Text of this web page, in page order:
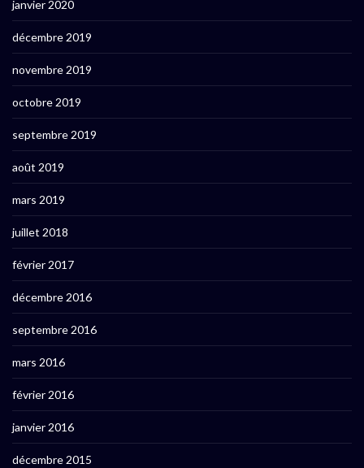
janvier 2020
décembre 2019
novembre 2019
octobre 2019
septembre 2019
août 2019
mars 2019
juillet 2018
février 2017
décembre 2016
septembre 2016
mars 2016
février 2016
janvier 2016
décembre 2015